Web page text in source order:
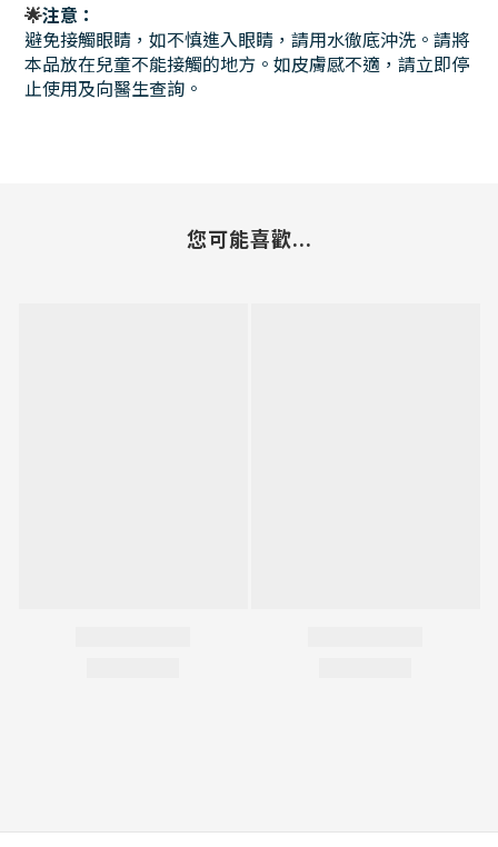
🌟注意：
避免接觸眼睛，如不慎進入眼睛，請用水徹底沖洗。請將
本品放在兒童不能接觸的地方。如皮膚感不適，請立即停
止使用及向醫生查詢。
您可能喜歡...